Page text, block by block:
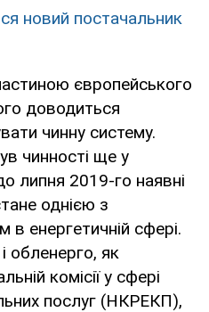
новий постачальник
європейського
доводиться
чинну систему.
чинності ще у
липня 2019-го наявні
однією з
енергетичній сфері.
обленерго, як
комісії у сфері
послуг (НКРЕКП),